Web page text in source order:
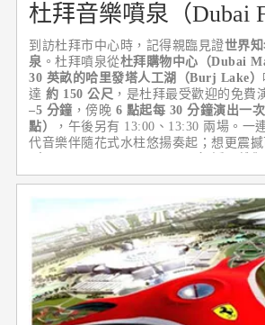
杜拜音樂噴泉（Dubai
到訪杜拜市中心時，記得親臨見證世界
泉 。杜拜噴泉從杜拜購物中心（Dubai
30 英畝的哈里發塔人工湖（Burj Lake）
達約 150 公尺 ，是杜拜最受歡迎的免費
–5 分鐘 ，傍晚 6 點起每 30 分鐘演出一
點）
，午後另有 13:00、13:30 兩場。一
代音樂伴隨花式水柱悠揚奏起；想更震撼